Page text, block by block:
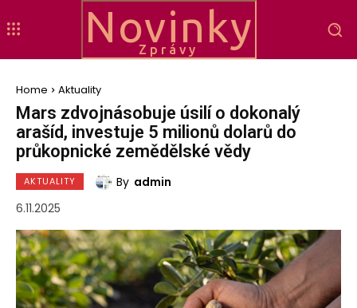
Novinky
Zprávy
Home Aktuality
Mars zdvojnásobuje úsilí o dokonalý
arašíd, investuje 5 milionů dolarů do
průkopnické zemědělské vědy
AKTUALITY By admin
6.11.2025